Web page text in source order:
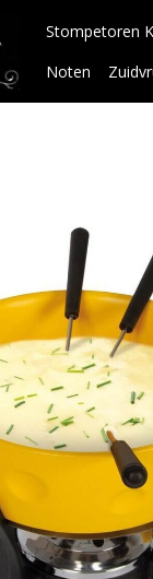
Stompetoren
Noten